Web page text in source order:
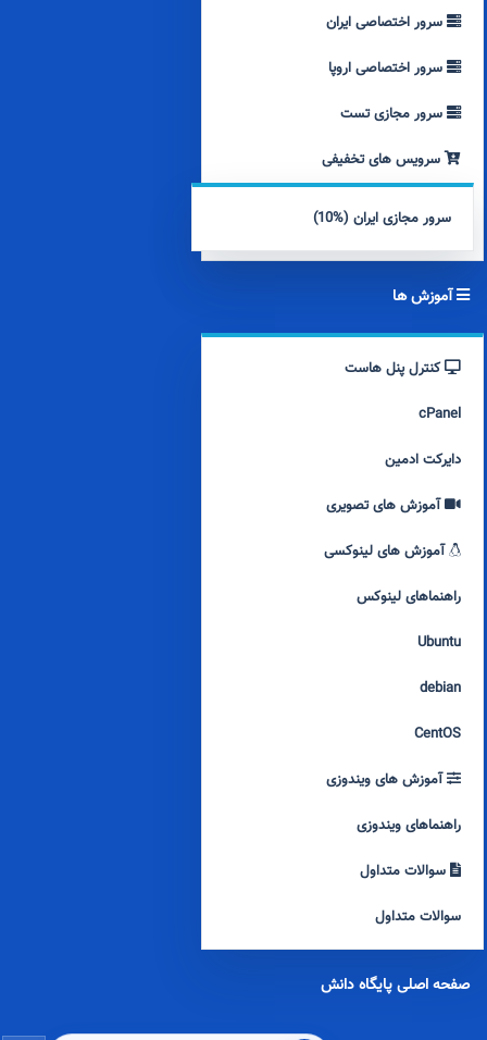
سرور اختصاصی ایران
سرور اختصاصی اروپا
سرور مجازی تست
سرویس های تخفیفی
سرور مجازی ایران (%10)
آموزش ها
کنترل پنل هاست
cPanel
دایرکت ادمین
آموزش های تصویری
آموزش های لینوکسی
راهنماهای لینوکس
Ubuntu
debian
CentOS
آموزش های ویندوزی
راهنماهای ویندوزی
سوالات متداول
سوالات متداول
صفحه اصلی پایگاه دانش